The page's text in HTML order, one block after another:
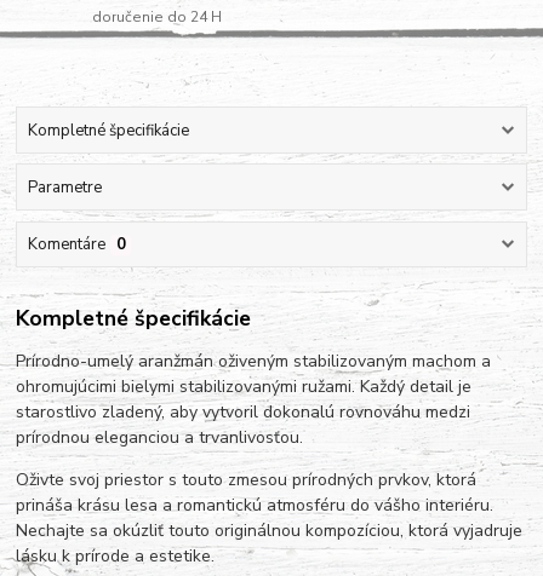
doručenie do 24 H
Kompletné špecifikácie
Parametre
Komentáre 0
Kompletné špecifikácie
Prírodno-umelý aranžmán oživeným stabilizovaným machom a
ohromujúcimi bielymi stabilizovanými ružami. Každý detail je
starostlivo zladený, aby vytvoril dokonalú rovnováhu medzi
prírodnou eleganciou a trvanlivosťou.
Oživte svoj priestor s touto zmesou prírodných prvkov, ktorá
prináša krásu lesa a romantickú atmosféru do vášho interiéru.
Nechajte sa okúzliť touto originálnou kompozíciou, ktorá vyjadruje
lásku k prírode a estetike.